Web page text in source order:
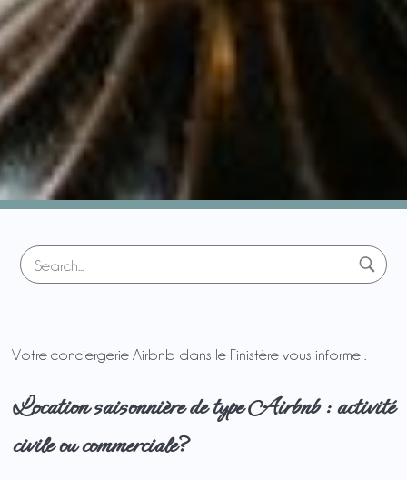
Votre conciergerie Airbnb dans le Finistère vous informe :
Location saisonnière de type Airbnb : activité
civile ou commerciale?